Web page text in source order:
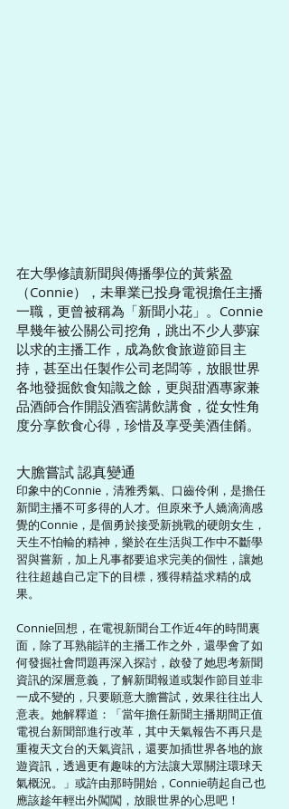
在大學修讀新聞與傳播學位的黃紫盈
（Connie），未畢業已投身電視擔任主播
一職，更曾被稱為「新聞小花」。Connie
早幾年被公關公司挖角，跳出不少人夢寐
以求的主播工作，成為飲食旅遊節目主
持，甚至出任製作公司老闆等，放眼世界
各地發掘飲食知識之餘，更與甜酒專家兼
品酒師合作開設酒窖講飲講食，從女性角
度分享飲食心得，珍惜及享受美酒佳餚。
大膽嘗試 認真變通
印象中的Connie，清雅秀氣、口齒伶俐，是擔任
新聞主播不可多得的人才。但原來予人嬌滴滴感
覺的Connie，是個勇於接受新挑戰的硬朗女生，
天生不怕輸的精神，樂於在生活與工作中不斷學
習與嘗新，加上凡事都要追求完美的個性，讓她
往往超越自己定下的目標，獲得精益求精的成
果。
Connie回想，在電視新聞台工作近4年的時間裏
面，除了耳熟能詳的主播工作之外，還學會了如
何發掘社會問題再深入探討，啟發了她思考新聞
資訊的深層意義，了解新聞報道或製作節目並非
一成不變的，只要願意大膽嘗試，效果往往出人
意表。她解釋道：「當年擔任新聞主播期間正值
電視台新聞部進行改革，其中天氣報告不再只是
重複天文台的天氣資訊，還要加插世界各地的旅
遊資訊，透過更有趣味的方法讓大眾關注環球天
氣概況。」或許由那時開始，Connie萌起自己也
應該趁年輕出外闖闖，放眼世界的心思吧！